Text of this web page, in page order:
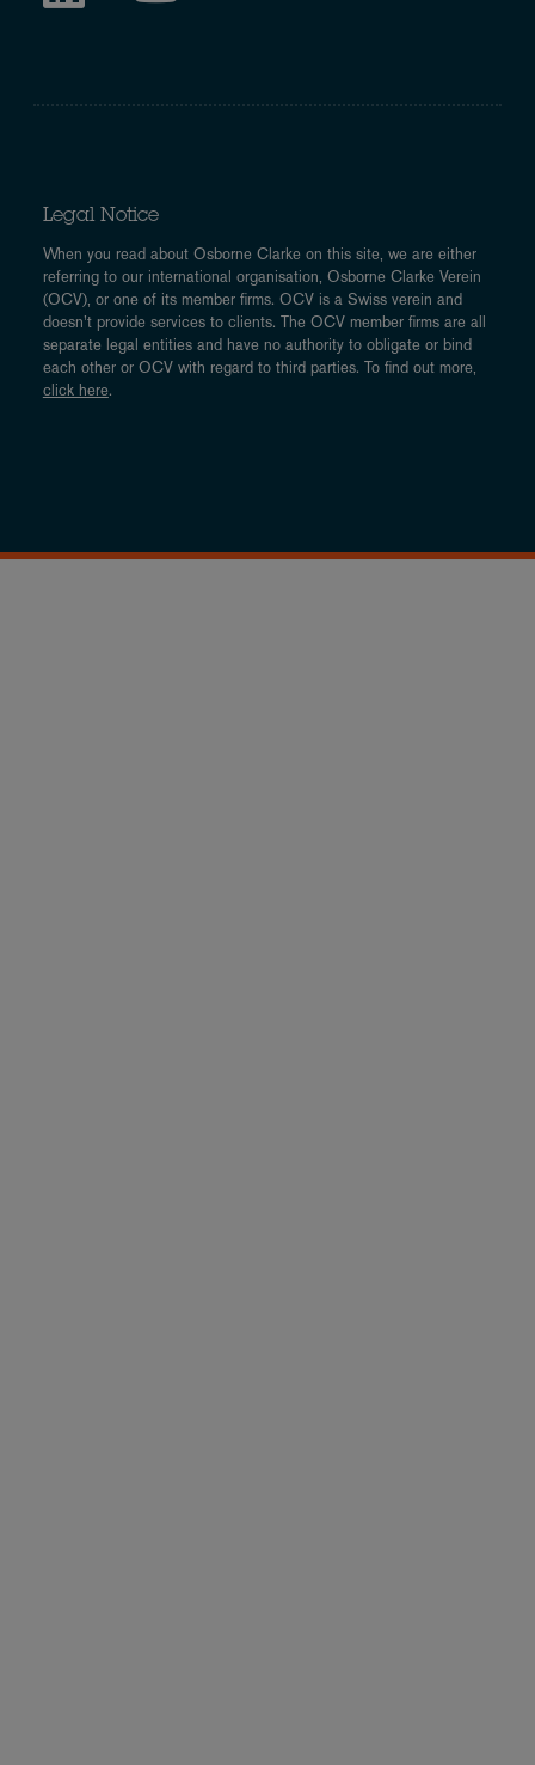
Legal Notice
When you read about Osborne Clarke on this site, we are either
referring to our international organisation, Osborne Clarke Verein
(OCV), or one of its member firms. OCV is a Swiss verein and
doesn’t provide services to clients. The OCV member firms are all
separate legal entities and have no authority to obligate or bind
each other or OCV with regard to third parties. To find out more,
click here.